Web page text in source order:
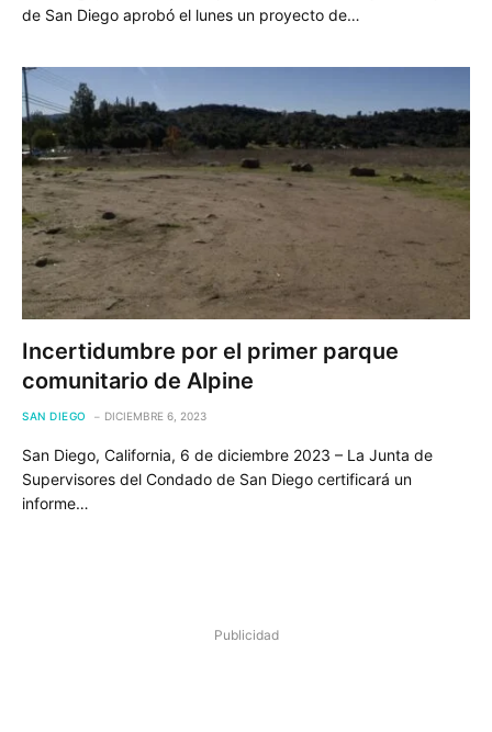
de San Diego aprobó el lunes un proyecto de…
Incertidumbre por el primer parque
comunitario de Alpine
SAN DIEGO DICIEMBRE 6, 2023
San Diego, California, 6 de diciembre 2023 – La Junta de
Supervisores del Condado de San Diego certificará un
informe…
Publicidad